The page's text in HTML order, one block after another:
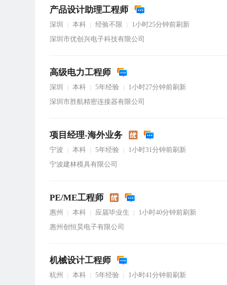
产品设计助理工程师
深圳 本科 经验不限
1小时25分钟前刷新
深圳市优创兴电子科技有限公司
高级电力工程师
深圳 本科 5年经验
1小时27分钟前刷新
深圳市胜航精密连接器有限公司
项目经理-海外业务
宁波 本科 5年经验
1小时31分钟前刷新
宁波建林模具有限公司
PE/ME工程师
惠州 本科 应届毕业生
1小时40分钟前刷新
惠州创恒昊电子有限公司
机械设计工程师
杭州 本科 5年经验
1小时41分钟前刷新